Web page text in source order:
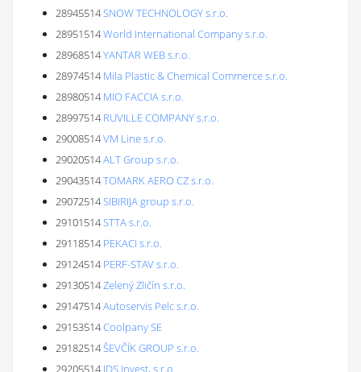
28945514SNOW TECHNOLOGY s.r.o.
28951514World International Company s.r.o.
28968514YANTAR WEB s.r.o.
28974514 Mila Plastic & Chemical Commerce s.r.o.
28980514 MIO FACCIA s.r.o.
28997514 RUVILLE COMPANY s.r.o.
29008514VM Line s.r.o.
29020514ALT Group s.r.o.
29043514TOMARK AERO CZ s.r.o.
29072514SIBIRIJA group s.r.o.
29101514STTA s.r.o.
29118514 PEKACI s.r.o.
29124514 PERF-STAV s.r.o.
29130514Zelený Zličín s.r.o.
29147514Autoservis Pelc s.r.o.
29153514Coolpany SE
29182514ŠEVČÍK GROUP s.r.o.
29205514 JDS.Invest, s.r.o.